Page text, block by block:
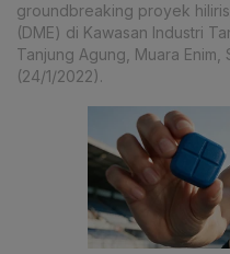
groundbreaking proyek
(DME) di Kawasan Industri
Tanjung Agung, Muara Enim,
(24/1/2022).